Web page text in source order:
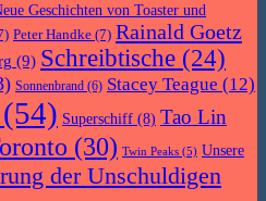
Geschichten von Toaster und
Peter Handke (7) Rainald Goetz
(9) Schreibtische (24)
Sonnenbrand (6) Stacey Teague (12)
(54) Superschiff (8) Tao Lin
(30) Twin Peaks (5) Unsere
der Unschuldigen